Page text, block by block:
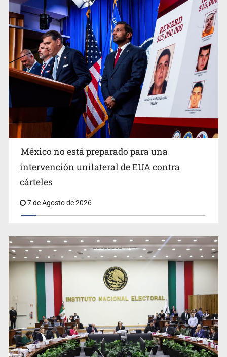
Procesan a el “R1”, presunto líder criminal en Jalisco y
Michoacán
Desapariciones en Jalisco, con complicidad de policías,
México no está preparado para una
intervención unilateral de EUA contra
cárteles
7 de Agosto de 2026